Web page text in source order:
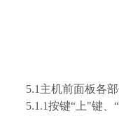
5.1主机前面板各
5.1.1按键“上"键